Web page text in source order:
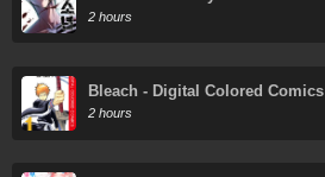
2 hours
Bleach - Digital Colored Comics
2 hours